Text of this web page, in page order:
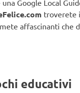
Google Local
troverete
affascinanti che
educativi